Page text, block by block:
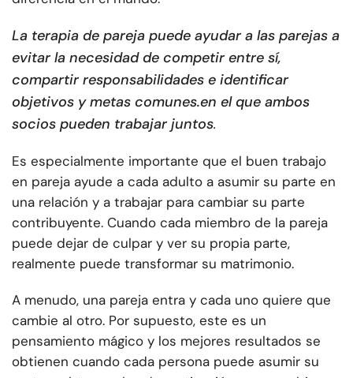
La terapia de pareja puede ayudar a las parejas a
evitar la necesidad de competir entre sí,
compartir responsabilidades e identificar
objetivos y metas comunes.en el que ambos
socios pueden trabajar juntos.
Es especialmente importante que el buen trabajo
en pareja ayude a cada adulto a asumir su parte en
una relación y a trabajar para cambiar su parte
contribuyente. Cuando cada miembro de la pareja
puede dejar de culpar y ver su propia parte,
realmente puede transformar su matrimonio.
A menudo, una pareja entra y cada uno quiere que
cambie al otro. Por supuesto, este es un
pensamiento mágico y los mejores resultados se
obtienen cuando cada persona puede asumir su